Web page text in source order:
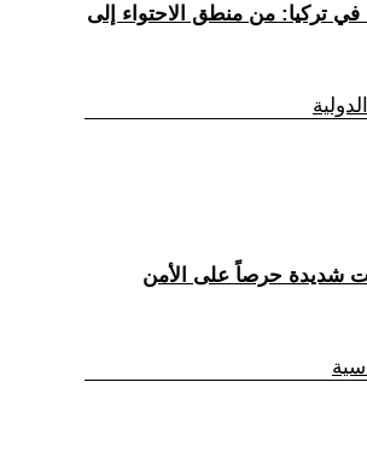
في تركيا: من منطق الاحتواء إلى
شديدة حرصاً على الأمن